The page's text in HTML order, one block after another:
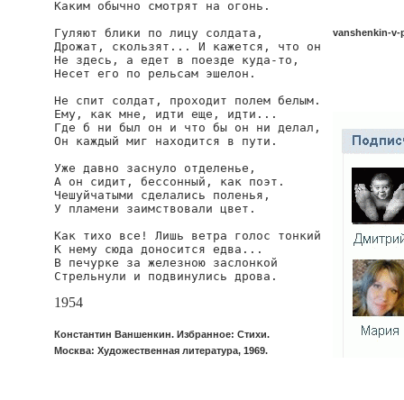
Каким обычно смотрят на огонь.
Гуляют блики по лицу солдата,
Дрожат, скользят... И кажется, что он
Не здесь, а едет в поезде куда-то,
Несет его по рельсам эшелон.
Не спит солдат, проходит полем белым.
Ему, как мне, идти еще, идти...
Где б ни был он и что бы он ни делал,
Он каждый миг находится в пути.
Уже давно заснуло отделенье,
А он сидит, бессонный, как поэт.
Чешуйчатыми сделались поленья,
У пламени заимствовали цвет.
Как тихо все! Лишь ветра голос тонкий
К нему сюда доносится едва...
В печурке за железною заслонкой
Стрельнули и подвинулись дрова.
1954
Константин Ваншенкин. Избранное: Стихи.
Москва: Художественная литература, 1969.
vanshenkin-